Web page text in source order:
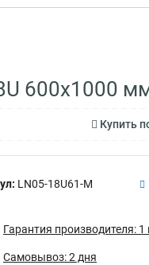
600х1000
Купить
LN05-18U61-M
Гарантия производителя: 1
Самовывоз: 2 дня